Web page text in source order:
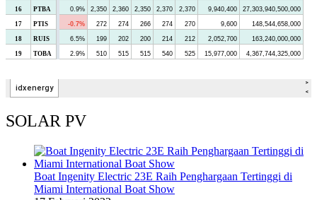
SOLAR PV
Boat Ingenity Electric 23E Raih Penghargaan Tertinggi di
Miami International Boat Show